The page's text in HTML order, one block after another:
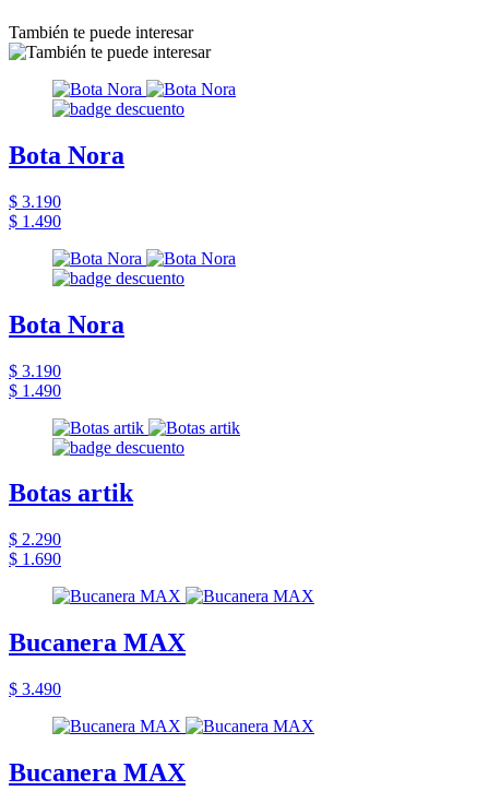
También te puede interesar
Bota Nora
$ 3.190
$ 1.490
Bota Nora
$ 3.190
$ 1.490
Botas artik
$ 2.290
$ 1.690
Bucanera MAX
$ 3.490
Bucanera MAX